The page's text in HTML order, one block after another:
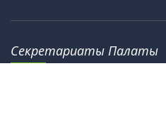
Секретариаты Палаты